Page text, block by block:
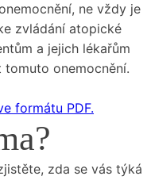
ne vždy je
zvládání atopické
a jejich lékařům
onemocnění.
formátu PDF.
zda se vás týká